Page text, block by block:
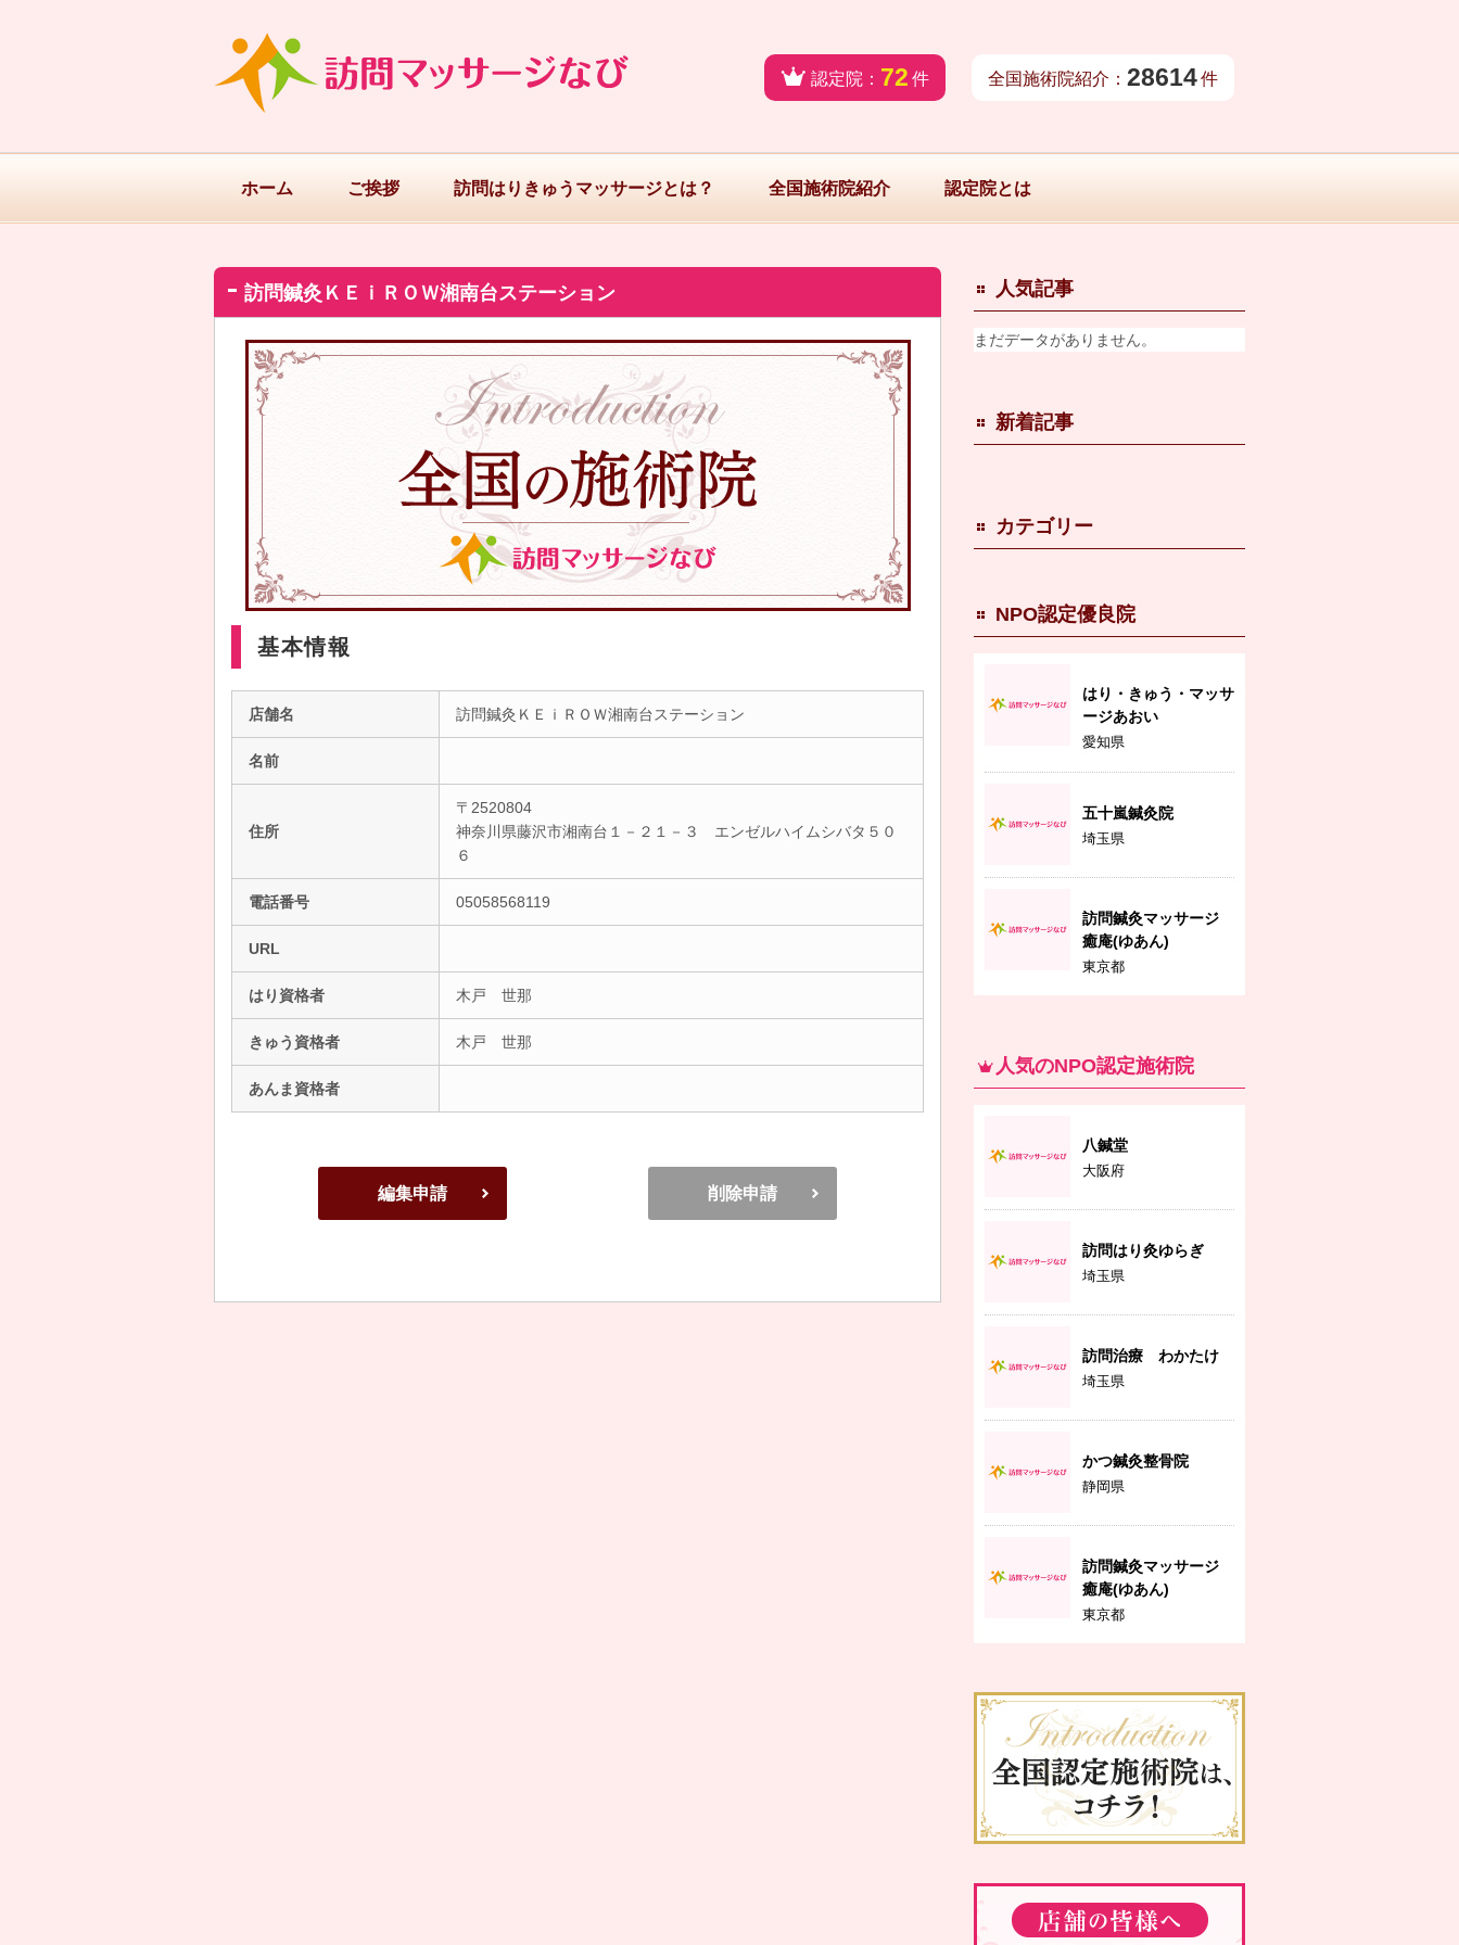
認定院： 72 件 全国施術院紹介： 28614件
ホーム ご挨拶 訪問はりきゅうマッサージとは？ 全国施術院紹介 認定院とは
訪問鍼灸ＫＥｉＲＯＷ湘南台ステーション
基本情報
店舗名 訪問鍼灸ＫＥｉＲＯＷ湘南台ステーション
名前
住所
〒2520804
神奈川県藤沢市湘南台１－２１－３ エンゼルハイムシバタ５０
６
電話番号 05058568119
URL
はり資格者 木戸 世那
きゅう資格者 木戸 世那
あんま資格者
編集申請 削除申請
人気記事
まだデータがありません。
新着記事
カテゴリー
NPO認定優良院
はり・きゅう・マッサ
ージあおい
愛知県
五十嵐鍼灸院
埼玉県
訪問鍼灸マッサージ
癒庵(ゆあん)
東京都
人気のNPO認定施術院
八鍼堂
大阪府
訪問はり灸ゆらぎ
埼玉県
訪問治療 わかたけ
埼玉県
かつ鍼灸整骨院
静岡県
訪問鍼灸マッサージ
癒庵(ゆあん)
東京都